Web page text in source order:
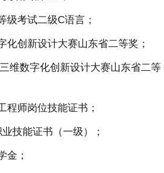
考试二级C语言；
创新设计大赛山东省二等奖；
数字化创新设计大赛山东省二等
师岗位技能证书；
能证书（一级）；
；